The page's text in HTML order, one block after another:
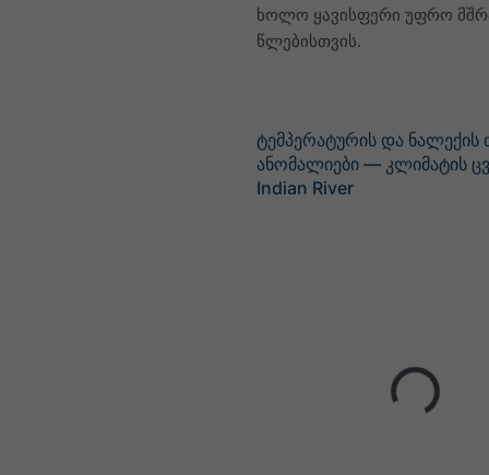
ხოლო ყავისფერი უფრო
წლებისთვის.
ტემპერატურის და ნალექის
ანომალიები — კლიმატის
Indian River